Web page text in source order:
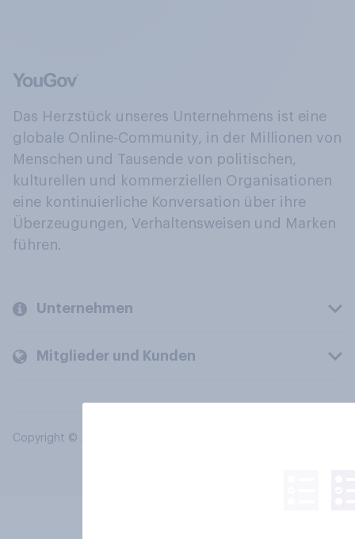
Das Herzstück unseres Unternehmens ist eine
globale Online-Community, in der Millionen von
Menschen und Tausende von politischen,
kulturellen und kommerziellen Organisationen
eine kontinuierliche Konversation über ihre
Überzeugungen, Verhaltensweisen und Marken
führen.
Unternehmen
Mitglieder und Kunden
Copyright © 2026 YouGov PLC. Alle Rechte vorbehalten.